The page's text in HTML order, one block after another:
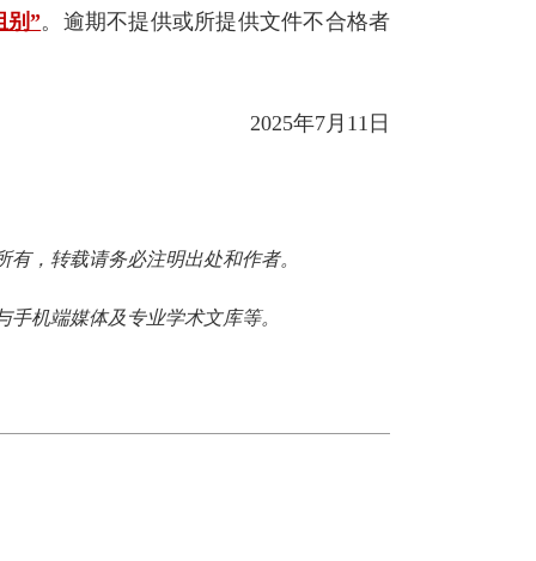
别”。逾期不提供或所提供文件不合格者
2025年7月11日
，转载请务必注明出处和作者。
机端媒体及专业学术文库等。